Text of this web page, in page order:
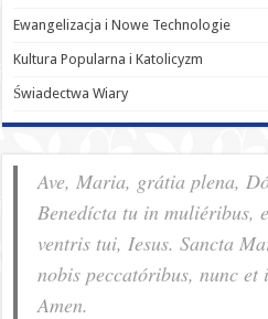
Ewangelizacja i Nowe Technologie
Kultura Popularna i Katolicyzm
Świadectwa Wiary
Ave, Maria, grátia plena,
Benedícta tu in muliéribus,
ventris tui, Iesus. Sancta
nobis pec­ca­tóribus, nunc
Amen.